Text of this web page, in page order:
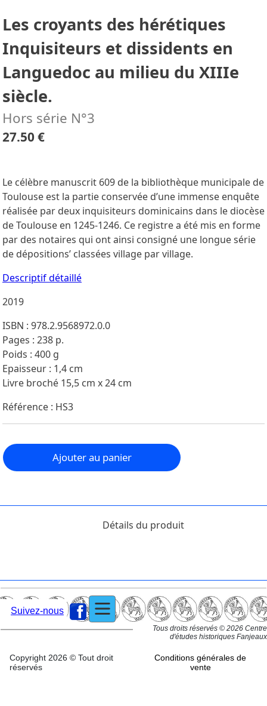
Les croyants des hérétiques
Inquisiteurs et dissidents en
Languedoc au milieu du XIIIe
siècle.
Hors série N°3
27.50 €
Le célèbre manuscrit 609 de la bibliothèque municipale de
Toulouse est la partie conservée d’une immense enquête
réalisée par deux inquisiteurs dominicains dans le diocèse
de Toulouse en 1245-1246. Ce registre a été mis en forme
par des notaires qui ont ainsi consigné une longue série
de dépositions’ classées village par village.
Descriptif détaillé
2019
ISBN : 978.2.9568972.0.0
Pages : 238 p.
Poids : 400 g
Epaisseur : 1,4 cm
Livre broché 15,5 cm x 24 cm
Référence : HS3
Ajouter au panier
Détails du produit
Suivez-nous
Tous droits réservés © 2026 Centre
d'études historiques Fanjeaux
Copyright 2026 © Tout droit
réservés
Conditions générales de
vente